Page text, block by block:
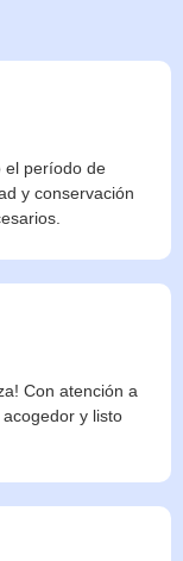
el período de
y conservación
Con atención a
y listo